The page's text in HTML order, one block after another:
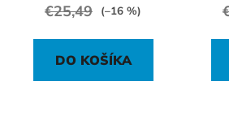
€25,49 (–16 %)
DO KOŠÍKA